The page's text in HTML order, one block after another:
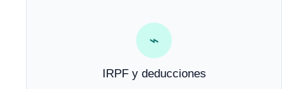
⌁
IRPF y deducciones